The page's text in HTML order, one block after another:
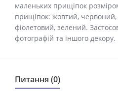
маленьких прищіпок
прищіпок: жовтий,
фіолетовий, зелений.
фотографій та іншого декору.
Питання (0)